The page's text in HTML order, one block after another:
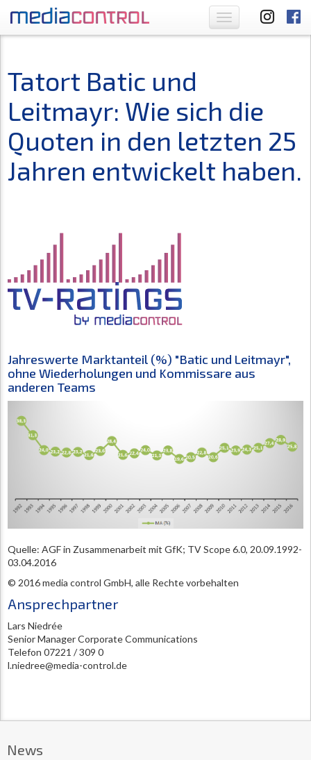
Toggle
navigation
Tatort Batic und
Leitmayr: Wie sich die
Quoten in den letzten 25
Jahren entwickelt haben.
Jahreswerte Marktanteil (%) "Batic und Leitmayr",
ohne Wiederholungen und Kommissare aus
anderen Teams
Quelle: AGF in Zusammenarbeit mit GfK; TV Scope 6.0, 20.09.1992-
03.04.2016
© 2016 media control GmbH, alle Rechte vorbehalten
Ansprechpartner
Lars Niedrée
Senior Manager Corporate Communications
Telefon 07221 / 309 0
l.niedree@media-control.de
News